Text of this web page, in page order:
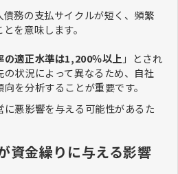
務の支払サイクルが短く、頻繁
を意味します。
の適正水準は1,200％以上 」とされ
状況によって異なるため、自社
を分析することが重要です。
悪影響を与える可能性があるた
資金繰りに与える影響